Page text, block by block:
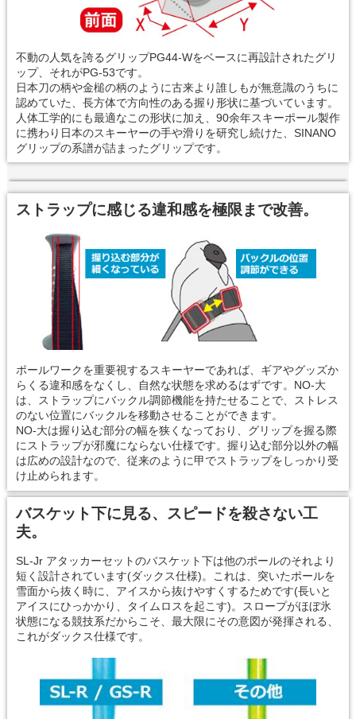
不動の人気を誇るグリップPG44-Wをベースに再設計されたグリ
ップ、それがPG-53です。
日本刀の柄や金槌の柄のように古来より誰しもが無意識のうちに
認めていた、長方体で方向性のある握り形状に基づいています。
人体工学的にも最適なこの形状に加え、90余年スキーポール製作
に携わり日本のスキーヤーの手や滑りを研究し続けた、SINANO
グリップの系譜が詰まったグリップです。
ストラップに感じる違和感を極限まで改善。
ポールワークを重要視するスキーヤーであれば、ギアやグッズか
らくる違和感をなくし、自然な状態を求めるはずです。NO-大
は、ストラップにバックル調節機能を持たせることで、ストレス
のない位置にバックルを移動させることができます。
NO-大は握り込む部分の幅を狭くなっており、グリップを握る際
にストラップが邪魔にならない仕様です。握り込む部分以外の幅
は広めの設計なので、従来のように甲でストラップをしっかり受
け止められます。
バスケット下に見る、スピードを殺さない工
夫。
SL-Jr アタッカーセットのバスケット下は他のポールのそれより
短く設計されています(ダックス仕様)。これは、突いたポールを
雪面から抜く時に、アイスから抜けやすくするためです(長いと
アイスにひっかかり、タイムロスを起こす)。スロープがほぼ氷
状態になる競技系だからこそ、最大限にその意図が発揮される、
これがダックス仕様です。